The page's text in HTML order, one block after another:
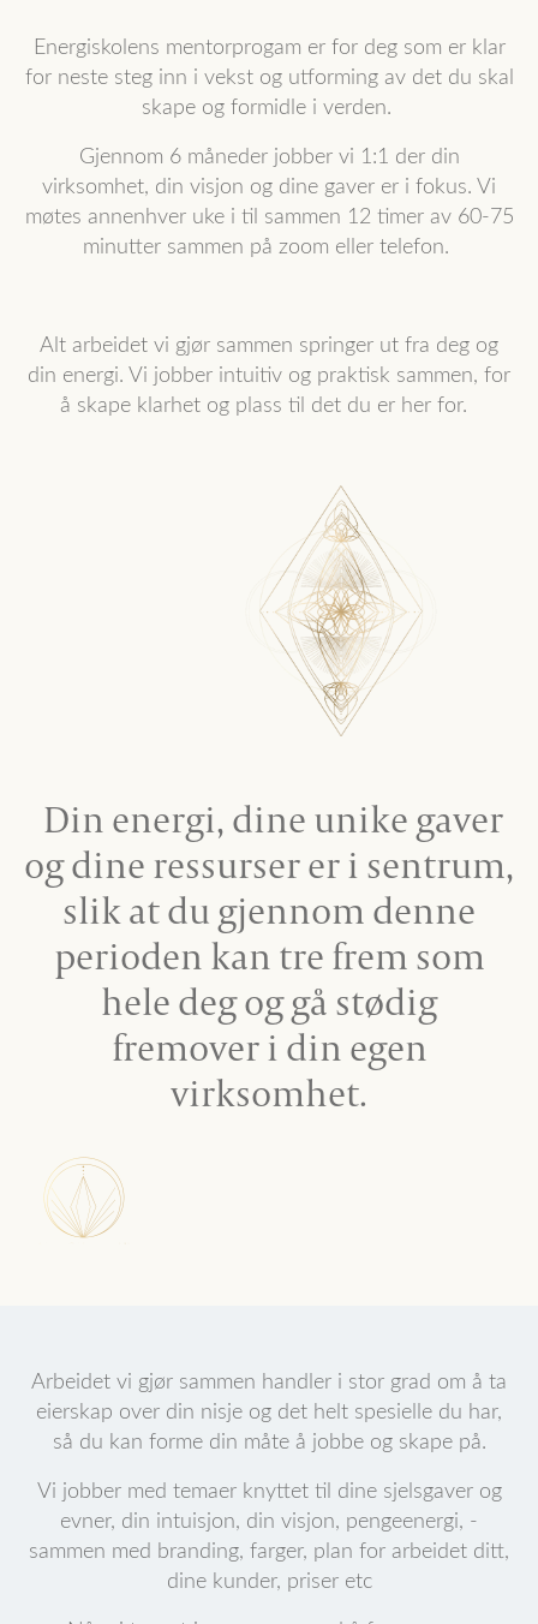
Energiskolens mentorprogam er for deg som er klar
for neste steg inn i vekst og utforming av det du skal
skape og formidle i verden.
Gjennom 6 måneder jobber vi 1:1 der din
virksomhet, din visjon og dine gaver er i fokus. Vi
møtes annenhver uke i til sammen 12 timer av 60-75
minutter sammen på zoom eller telefon.
Alt arbeidet vi gjør sammen springer ut fra deg og
din energi. Vi jobber intuitiv og praktisk sammen, for
å skape klarhet og plass til det du er her for.
Din energi, dine unike gaver
og dine ressurser er i sentrum,
slik at du gjennom denne
perioden kan tre frem som
hele deg og gå stødig
fremover i din egen
virksomhet.
Arbeidet vi gjør sammen handler i stor grad om å ta
eierskap over din nisje og det helt spesielle du har,
så du kan forme din måte å jobbe og skape på.
Vi jobber med temaer knyttet til dine sjelsgaver og
evner, din intuisjon, din visjon, pengeenergi, -
sammen med branding, farger, plan for arbeidet ditt,
dine kunder, priser etc